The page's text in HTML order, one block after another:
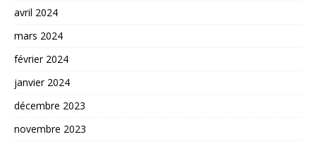
avril 2024
mars 2024
février 2024
janvier 2024
décembre 2023
novembre 2023